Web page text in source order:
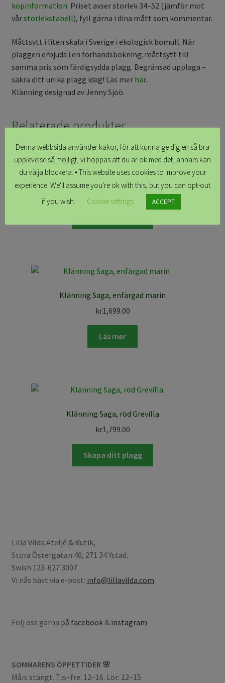
köpinformation. Priset avser storlek 34–52 (jämför mot
vårstorlekstabell), fyll gärna i dina mått som kommentar.
Måttsytt i liten skala i Sverige i ekologisk bomull. När
plaggen erbjuds i en förhandsbokning: måttsytt till
samma pris som färdigsydda plagg. Begränsad upplaga –
säkra ditt unika plagg idag! Läs mer här.
Klänning designad av Jenny Sjöö.
Relaterade produkter
Klänning Saga, Blossom
Klänning Saga, enfärgad marin
kr1,699.00
Läs mer
Klänning Saga, röd Grevilla
kr1,799.00
Skapa ditt plagg
Lilla Vilda Ateljé & Butik,
Stora Östergatan 40, 271 34 Ystad.
Swish 123-627 3007
Vi nås bäst via e-post: info@lillavilda.com
Följ oss gärna på facebook& instagram
SOMMARENS ÖPPETTIDER 🌸
Mån: stängt. Tis–fre: 12–16. Lör: 12–15
Denna webbsida använder kakor, för att kunna ge dig en så bra
upplevelse så möjligt, vi hoppas att du är ok med det, annars kan
du välja blockera. • This website uses cookies to improve your
experience. We'll assume you're ok with this, but you can opt-out
if you wish.
Cookie settings ACCEPT